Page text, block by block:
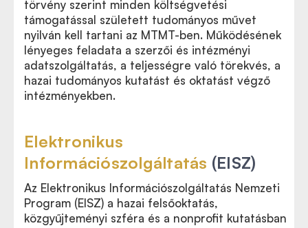
törvény szerint minden költségvetési
támogatással született tudományos művet
nyilván kell tartani az MTMT-ben. Működésének
lényeges feladata a szerzői és intézményi
adatszolgáltatás, a teljességre való törekvés, a
hazai tudományos kutatást és oktatást végző
intézményekben.
Elektronikus
Információszolgáltatás (EISZ)
Az Elektronikus Információszolgáltatás Nemzeti
Program (EISZ) a hazai felsőoktatás,
közgyűjteményi szféra és a nonprofit kutatásban